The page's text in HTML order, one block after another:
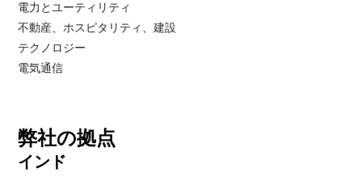
電力とユーティリティ
不動産、ホスピタリティ、建設
テクノロジー
電気通信
弊社の拠点
インド